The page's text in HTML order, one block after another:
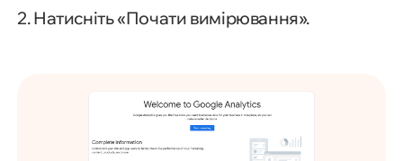
2. Натисніть «Почати вимірювання».